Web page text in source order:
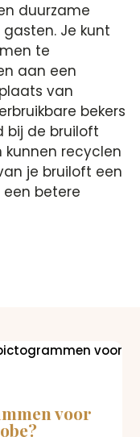
duurzame
Je kunt
te
aan een
van
bekers
bij de bruiloft
recyclen
je bruiloft een
betere
voor